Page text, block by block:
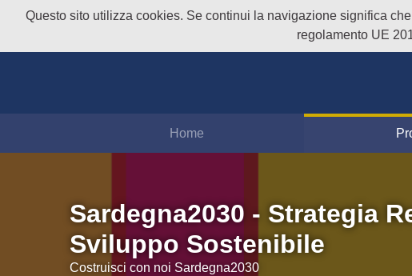
Questo sito utilizza cookies. Se continui la navigazione significa
regolamento UE
Home
Sardegna2030 - Strategia
Sviluppo Sostenibile
Costruisci con noi Sardegna2030